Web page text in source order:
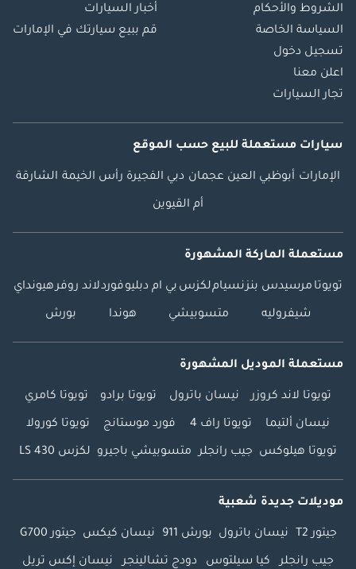
الشروط والأحكام
السياسة الخاصة
تسجيل دخول
اعلن معنا
تجار السيارات
أخبار السيارات
قم ببيع سيارتك في الإمارات
سيارات مستعملة للبيع حسب الموقع
الإمارات أبوظبي العين عجمان دبي الفجيرة رأس الخيمة الشارقة
أم القيوين
مستعملة الماركة المشهورة
تويوتا مرسيدس بنزنسياملكزس بي ام دبليوفوردلاند روفرهيونداي
شيفروليه متسوبيشي هوندا بورش
مستعملة الموديل المشهورة
تويوتا لاند كروزر نيسان باترول تويوتا برادو تويوتا كامري
نيسان ألتيما تويوتا راف 4 فورد موستانج تويوتا كورولا
تويوتا هيلوكس جيب رانجلر متسوبيشي باجيرو لكزس LS 430
موديلات جديدة شعبية
جيتور T2 نيسان باترول بورش 911 نيسان كيكس جيتور G700
جيب رانجلر كيا سيلتوس دودج تشالينجر نيسان إكس تريل